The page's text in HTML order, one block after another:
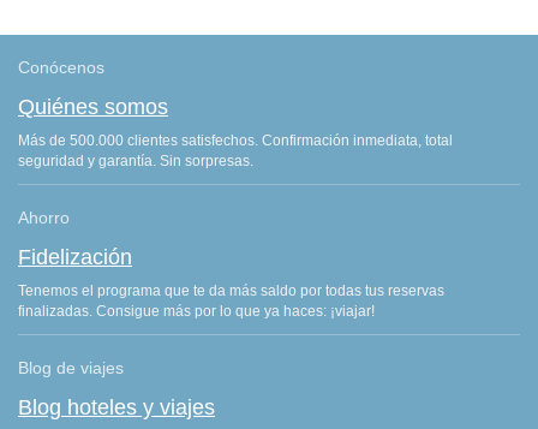
Conócenos
Quiénes somos
Más de 500.000 clientes satisfechos. Confirmación inmediata, total
seguridad y garantía. Sin sorpresas.
Ahorro
Fidelización
Tenemos el programa que te da más saldo por todas tus reservas
finalizadas. Consigue más por lo que ya haces: ¡viajar!
Blog de viajes
Blog hoteles y viajes